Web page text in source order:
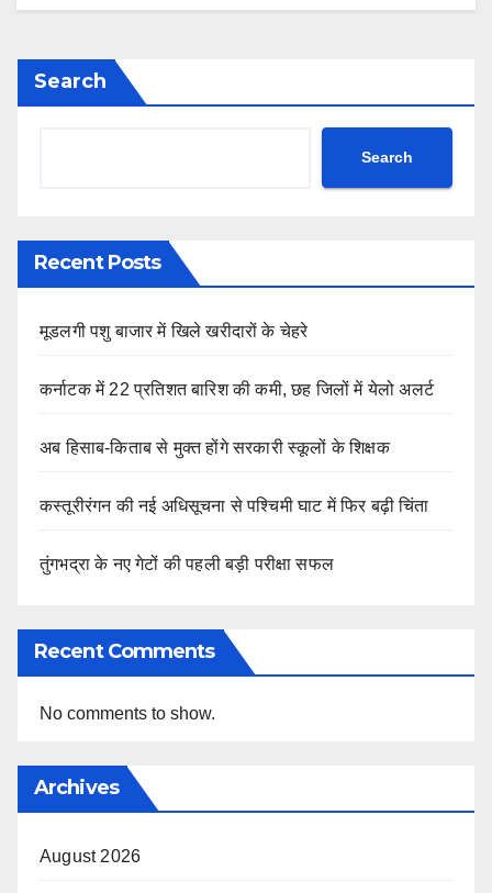
Search
Search
Recent Posts
मूडलगी पशु बाजार में खिले खरीदारों के चेहरे
कर्नाटक में 22 प्रतिशत बारिश की कमी, छह जिलों में येलो अलर्ट
अब हिसाब-किताब से मुक्त होंगे सरकारी स्कूलों के शिक्षक
कस्तूरीरंगन की नई अधिसूचना से पश्चिमी घाट में फिर बढ़ी चिंता
तुंगभद्रा के नए गेटों की पहली बड़ी परीक्षा सफल
Recent Comments
No comments to show.
Archives
August 2026